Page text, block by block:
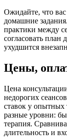
Ожидайте, что вас
домашние
практики между
согласовать план
ухудшится
Цены,
Цена
недорогих
ставок у опытных
разные уровни:
терапия.
длительность и